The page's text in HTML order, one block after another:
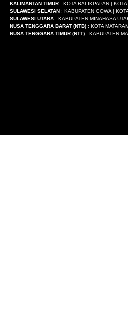
KALIMANTAN TIMUR : KOTA BALIKPAPAN |
SULAWESI SELATAN : KABUPATEN GOWA |
SULAWESI UTARA : KABUPATEN MINAHASA
NUSA TENGGARA BARAT (NTB) : KOTA
NUSA TENGGARA TIMUR (NTT) : KABUPATEN